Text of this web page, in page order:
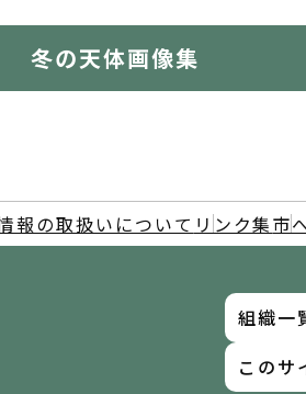
冬の天体画像集
報の取扱いについて リンク集市
組織一
このサ